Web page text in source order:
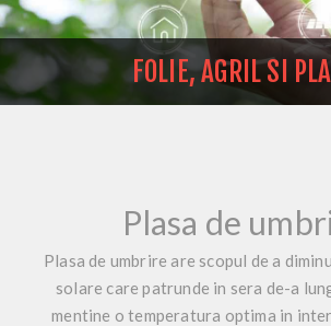
FOLIE, AGRIL SI
Plasa de
Plasa de umbrire are scopul de a
solare care patrunde in sera de-a
mentine o temperatura optima in